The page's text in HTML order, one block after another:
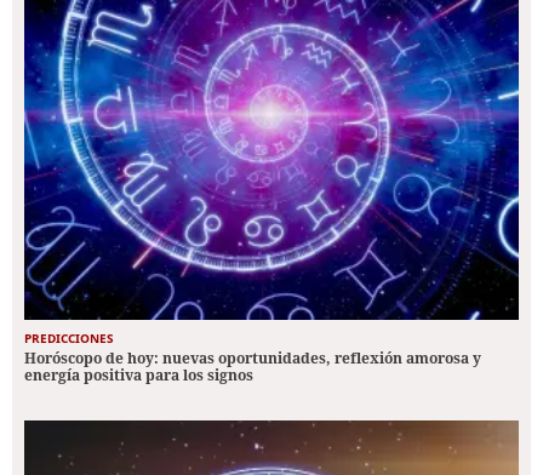
PREDICCIONES
Horóscopo de hoy: nuevas oportunidades, reflexión amorosa y
energía positiva para los signos